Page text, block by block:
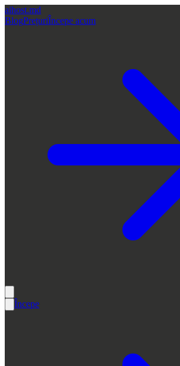
aihost.md
BlogPrețuriÎncepe acum
Începe